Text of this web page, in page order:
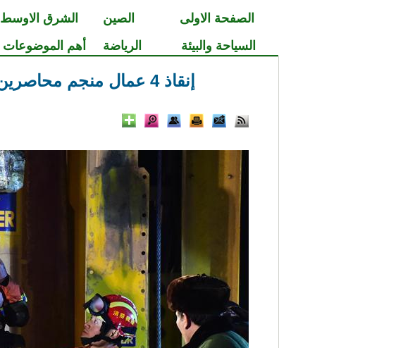
الصفحة الاولى الصين الشرق الاوسط
السياحة والبيئة
الرياضة أهم الموضوعات
إنقاذ 4 عمال منجم محاصرين 36 يوما بعد وقوع انهيرا المنجم في شرق الصين